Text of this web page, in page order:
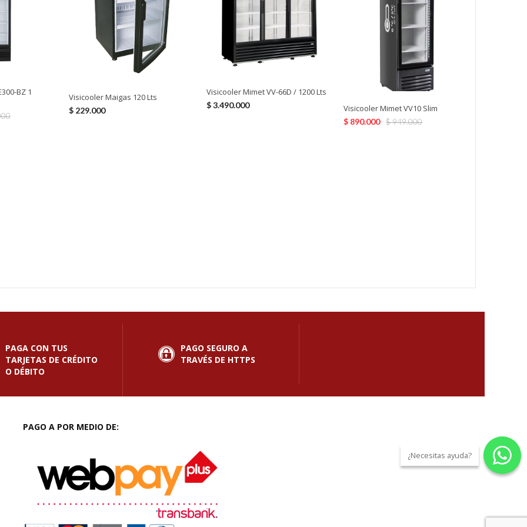
BZ 1 Visicooler Maigas 120 Lts
$ 229.000
Visicooler Mimet VV-66D / 1200 Lts
$3.490.000 Visicooler Mimet VV10 Slim
$949.000
$ 890.000
PAGA CON TUS
TARJETAS DE CRÉDITO
O DÉBITO
PAGO SEGURO A
TRAVÉS DE HTTPS
PAGO A POR MEDIO DE:
¿Necesitas ayuda?